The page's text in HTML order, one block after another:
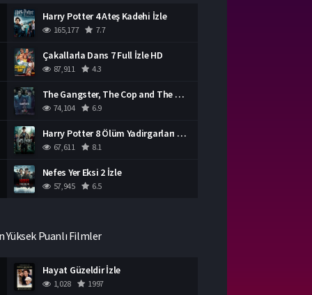
Harry Potter 4 Ateş Kadehi İzle
165,177 7.7
Çakallarla Dans 7 Full İzle HD
87,911 4.3
The Gangster, The Cop and The Devil Türkçe Dublaj İzle
74,104 6.9
Harry Potter 8 Ölüm Yadirgarları Bölüm 2 İzle
67,611 8.1
Nefes Yer Eksi 2 İzle
57,945 6.5
Yüksek Puanlı Filmler
Hayat Güzeldir İzle
1,028 1997